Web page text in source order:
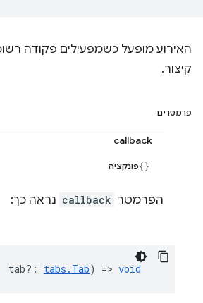
האירוע מופעל כשמפעילים פקודה
קיצור.
פרמטרים
callback
פונקציה
הפרמטר callback נראה כך:
tab? : tabs.Tab) => void